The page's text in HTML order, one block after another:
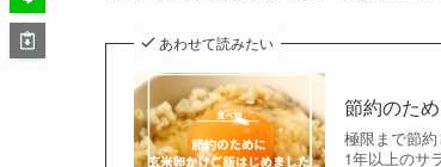
あわせて読みたい
節約のた
極限まで節
1年以上のサ